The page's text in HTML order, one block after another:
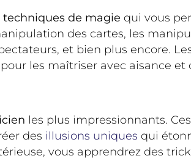
techniques de magie qui vous
des cartes, les
et bien plus encore.
les maîtriser avec aisance et
les plus impressionnants.
des illusions uniques qui
vous apprendrez des